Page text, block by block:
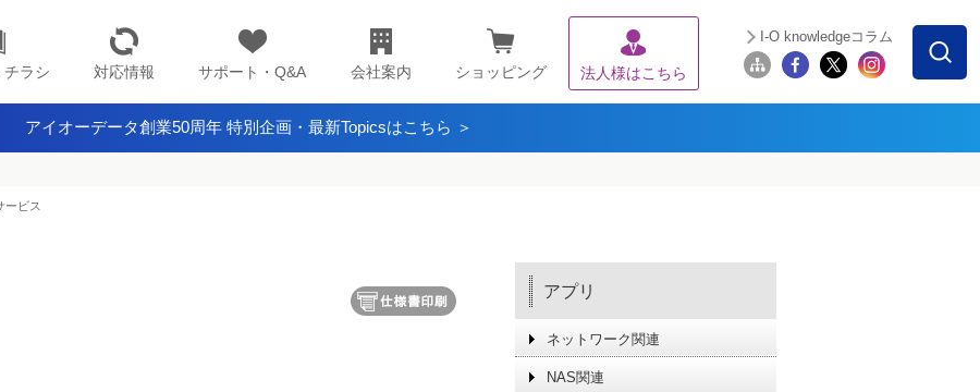
チラシ 対応情報 サポート・Q&A 会社案内 ショッピング 法人様はこちら
I-O knowledgeコラム
アイオーデータ創業50周年 特別企画・最新Topicsはこちら ＞
ービス
アプリ
ネットワーク関連
NAS関連